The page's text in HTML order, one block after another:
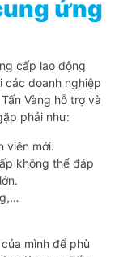
ứng
cấp lao động
các doanh nghiệp
Vàng hỗ trợ và
phải như:
viên mới.
không thể đáp
mình để phù